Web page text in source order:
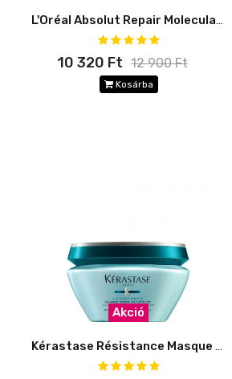
L'Oréal Absolut Repair Molecular Hajban maradó Ápoló Maszk
10 320 Ft 12 900 Ft
Kosárba
Akció
Kérastase Résistance Masque Force Architecte